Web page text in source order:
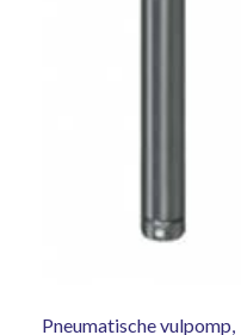
Pneumatische vulpomp,